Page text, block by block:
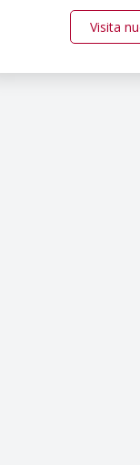
Visita